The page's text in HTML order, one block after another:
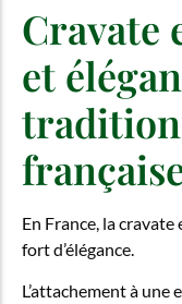
Cravate
et
En France, la
fort d’élégance.
L’attachement à une